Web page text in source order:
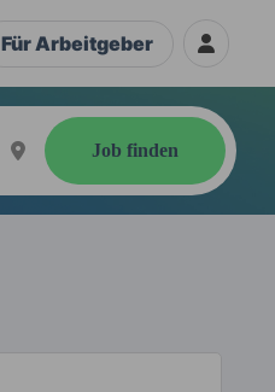
Für Arbeitgeber
Job finden